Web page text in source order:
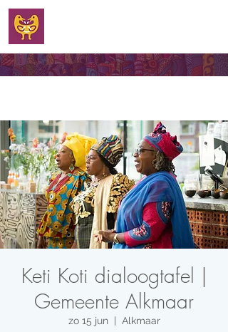
Keti Koti dialoogtafel |
Gemeente Alkmaar
zo 15 jun
  |
Alkmaar